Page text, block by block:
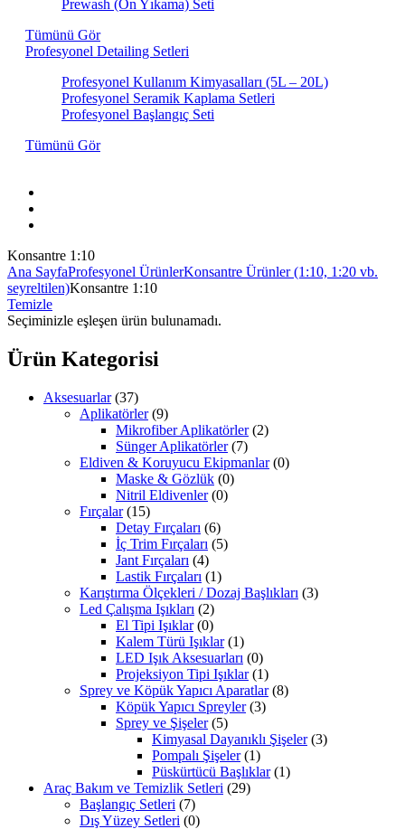
Prewash (Ön Yıkama) Seti
Tümünü Gör
Profesyonel Detailing Setleri
Profesyonel Kullanım Kimyasalları (5L – 20L)
Profesyonel Seramik Kaplama Setleri
Profesyonel Başlangıç Seti
Tümünü Gör
Konsantre 1:10
Ana SayfaProfesyonel ÜrünlerKonsantre Ürünler (1:10, 1:20 vb.
seyreltilen)Konsantre 1:10
Temizle
Seçiminizle eşleşen ürün bulunamadı.
Ürün Kategorisi
Aksesuarlar (37)
Aplikatörler (9)
Mikrofiber Aplikatörler (2)
Sünger Aplikatörler (7)
Eldiven & Koruyucu Ekipmanlar (0)
Maske & Gözlük (0)
Nitril Eldivenler (0)
Fırçalar (15)
Detay Fırçaları (6)
İç Trim Fırçaları (5)
Jant Fırçaları (4)
Lastik Fırçaları (1)
Karıştırma Ölçekleri / Dozaj Başlıkları (3)
Led Çalışma Işıkları (2)
El Tipi Işıklar (0)
Kalem Türü Işıklar (1)
LED Işık Aksesuarları (0)
Projeksiyon Tipi Işıklar (1)
Sprey ve Köpük Yapıcı Aparatlar (8)
Köpük Yapıcı Spreyler (3)
Sprey ve Şişeler (5)
Kimyasal Dayanıklı Şişeler (3)
Pompalı Şişeler (1)
Püskürtücü Başlıklar (1)
Araç Bakım ve Temizlik Setleri (29)
Başlangıç Setleri (7)
Dış Yüzey Setleri (0)